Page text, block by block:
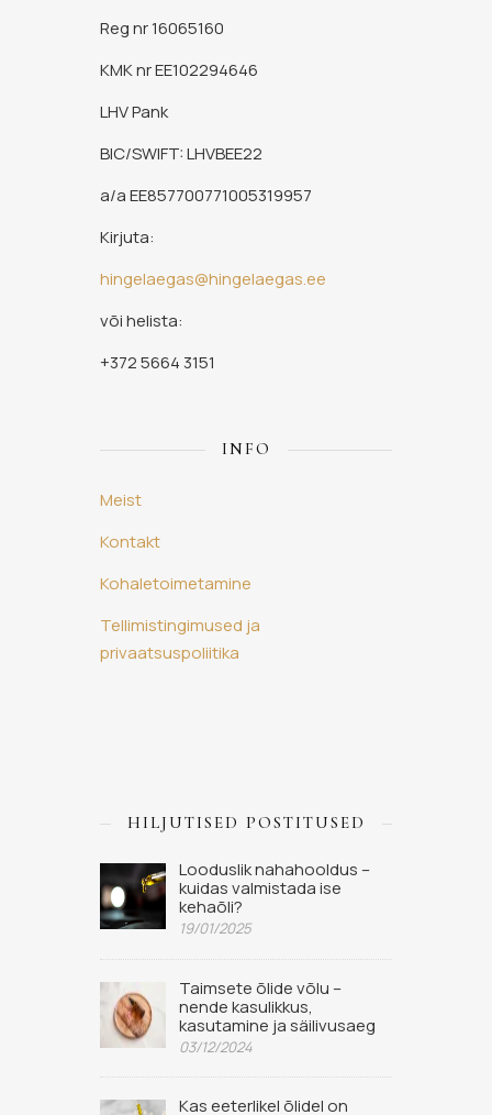
Reg nr 16065160
KMK nr EE102294646
LHV Pank
BIC/SWIFT: LHVBEE22
a/a EE857700771005319957
Kirjuta:
hingelaegas@hingelaegas.ee
või helista:
+372 5664 3151
INFO
Meist
Kontakt
Kohaletoimetamine
Tellimistingimused ja
privaatsuspoliitika
HILJUTISED POSTITUSED
Looduslik nahahooldus –
kuidas valmistada ise
kehaõli?
19/01/2025
Taimsete õlide võlu –
nende kasulikkus,
kasutamine ja säilivusaeg
03/12/2024
Kas eeterlikel õlidel on